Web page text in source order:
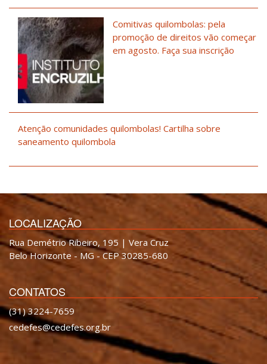
Comitivas quilombolas: pela
promoção de direitos vão começar
em agosto. Faça sua inscrição
Atenção comunidades quilombolas! Cartilha sobre
saneamento quilombola
LOCALIZAÇÃO
Rua Demétrio Ribeiro, 195 | Vera Cruz
Belo Horizonte - MG - CEP 30285-680
CONTATOS
(31) 3224-7659
cedefes@cedefes.org.br